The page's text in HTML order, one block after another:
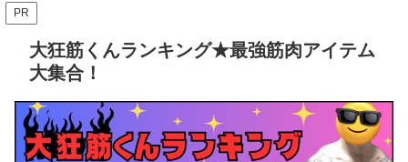
PR
大狂筋くんランキング★最強筋肉アイテム
大集合！